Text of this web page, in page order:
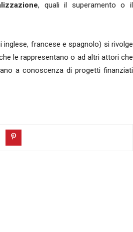
, quali il superamento o il
inglese, francese e spagnolo) si rivolge
le rappresentano o ad altri attori che
a conoscenza di progetti finanziati